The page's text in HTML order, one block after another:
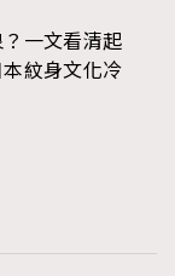
細則。 請瀏覽
策聲明。
傳資訊，本人同意
廣用途。
一文看清起
紋身文化冷